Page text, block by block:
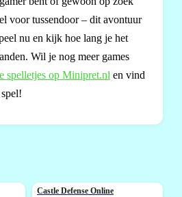
voor tussendoor – dit avontuur
nu en kijk hoe lang je het
Wil je nog meer games
spelletjes op Minipret.nl en vind
NIEUW
Castle Defense Online